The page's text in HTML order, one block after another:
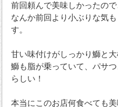
前回頼んで美味しかったので
なんか前回より小ぶりな気
す。
甘い味付けがしっかり鰤と
鰤も脂が乗っていて、パサ
らしい！
本当にこのお店何食べても美